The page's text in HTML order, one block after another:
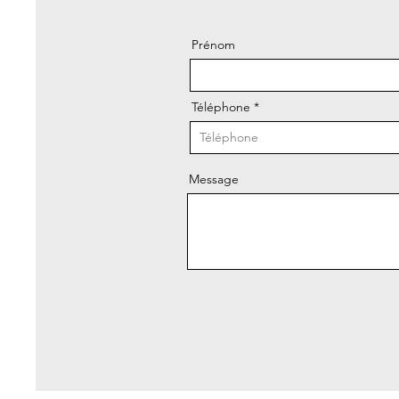
Prénom
Téléphone
Message